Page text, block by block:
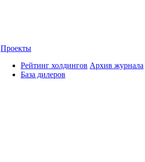
Проекты
Рейтинг холдингов
База дилеров
Архив журнала